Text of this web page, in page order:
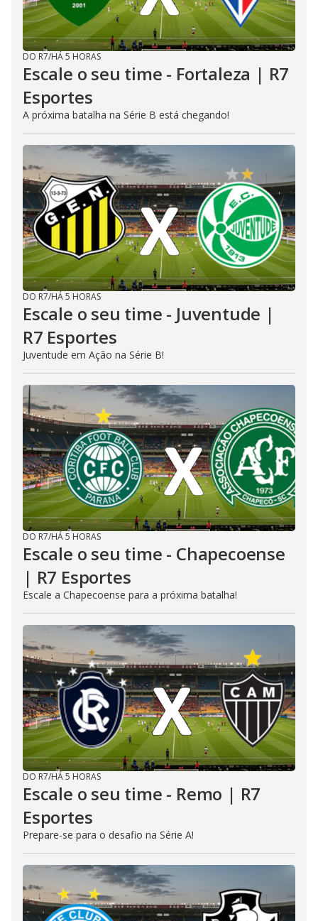
DO R7/HÁ 5 HORAS
Escale o seu time - Fortaleza | R7
Esportes
A próxima batalha na Série B está chegando!
DO R7/HÁ 5 HORAS
Escale o seu time - Juventude |
R7 Esportes
Juventude em Ação na Série B!
DO R7/HÁ 5 HORAS
Escale o seu time - Chapecoense
| R7 Esportes
Escale a Chapecoense para a próxima batalha!
DO R7/HÁ 5 HORAS
Escale o seu time - Remo | R7
Esportes
Prepare-se para o desafio na Série A!